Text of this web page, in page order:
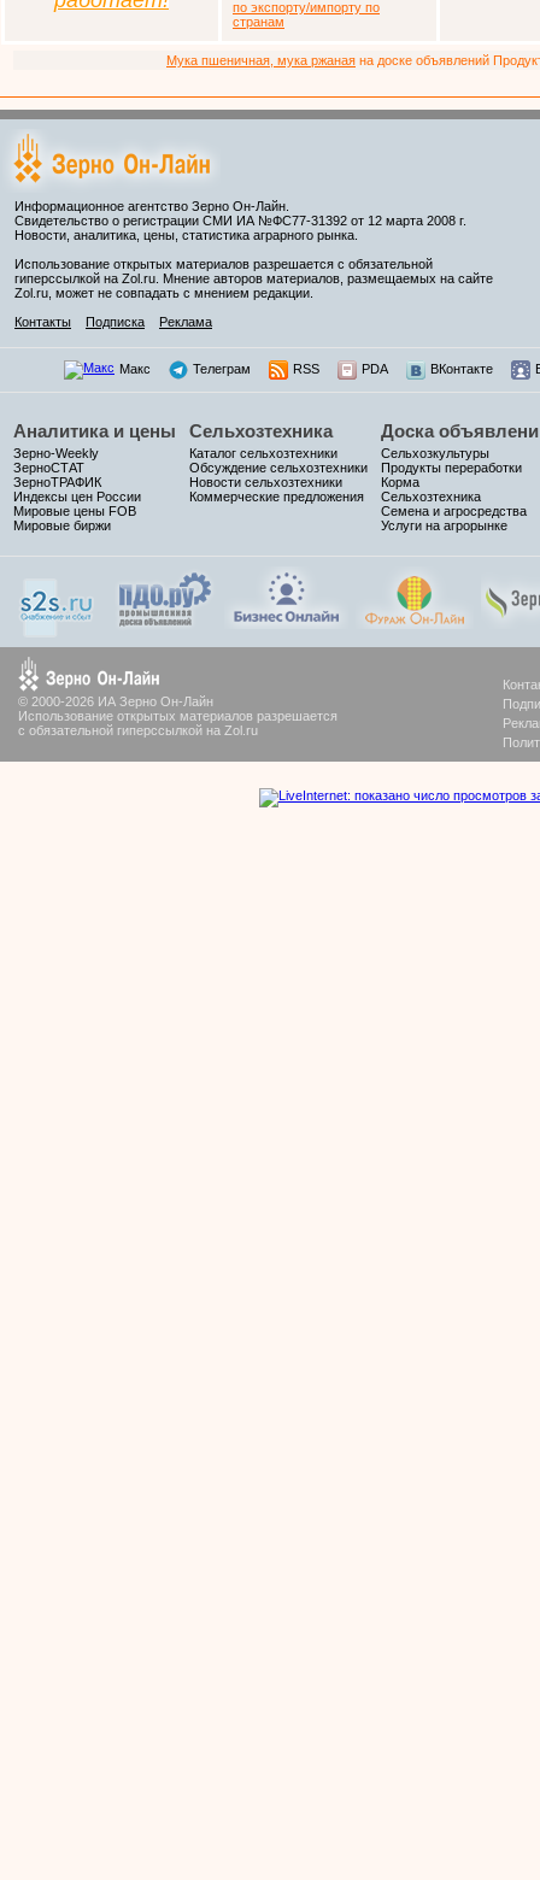
по экспорту/импорту по
странам
Мука пшеничная, мука ржаная на доске объявлений
Информационное агентство Зерно Он-Лайн.
Свидетельство о регистрации СМИ ИА №ФС77-31392 от 12 марта 2008 г.
Новости, аналитика, цены, статистика аграрного рынка.
Использование открытых материалов разрешается с обязательной
гиперссылкой на Zol.ru. Мнение авторов материалов, размещаемых на сайте
Zol.ru, может не совпадать с мнением редакции.
Контакты
Подписка Реклама
Макс Телеграм RSS PDA ВКонтакте
Аналитика и цены
Зерно-Weekly
ЗерноСТАТ
ЗерноТРАФИК
Индексы цен России
Мировые цены FOB
Мировые биржи
Сельхозтехника
Каталог сельхозтехники
Обсуждение сельхозтехники
Новости сельхозтехники
Коммерческие предложения
Доска
Сельхозкультуры
Продукты переработки
Корма
Сельхозтехника
Семена и агросредства
Услуги на агрорынке
© 2000-2026 ИА Зерно Он-Лайн
Использование открытых материалов разрешается
с обязательной гиперссылкой на Zol.ru